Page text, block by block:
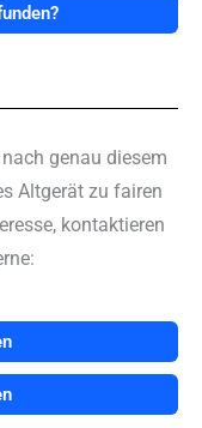
genau diesem
Altgerät zu fairen
kontaktieren